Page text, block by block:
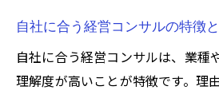
自社に合う経営コンサルの特徴
自社に合う経営コンサルは、業種
理解度が高いことが特徴です。理